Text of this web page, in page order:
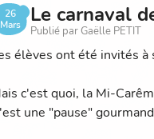
26
Mars
Le carnaval
Publié par Gaëlle PETIT
élèves ont été invités
c'est quoi, la Mi-
une "pause"